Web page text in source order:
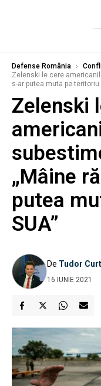
Defense România ›
Zelenski le cere
s-ar putea muta pe teritoriu
Zelenski
„Mâine
putea
SUA”
De Tudor
16 IUNIE 2021